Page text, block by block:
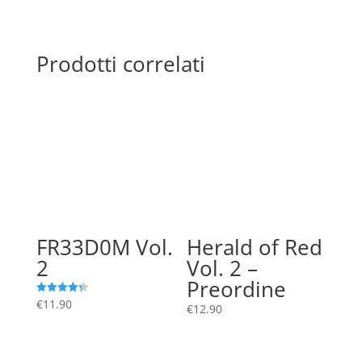
Prodotti correlati
FR33D0M Vol.
2
Valutato
4.33
€11.90
Herald of Red
Vol. 2 –
Preordine
€12.90